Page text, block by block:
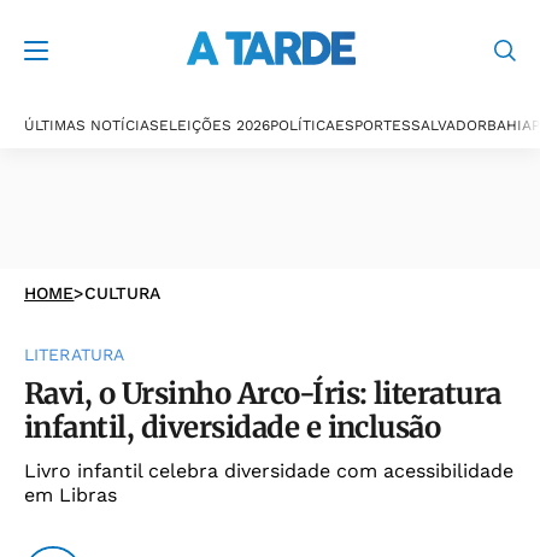
ÚLTIMAS NOTÍCIASELEIÇÕES 2026POLÍTICAESPORTESSALVADORBAHIA
HOME>CULTURA
LITERATURA
Ravi, o Ursinho Arco-Íris: literatura
infantil, diversidade e inclusão
Livro infantil celebra diversidade com acessibilidade
em Libras